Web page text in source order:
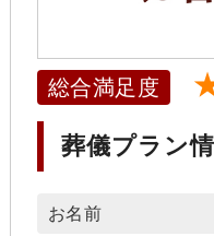
総合満足度
葬儀プラン
お名前